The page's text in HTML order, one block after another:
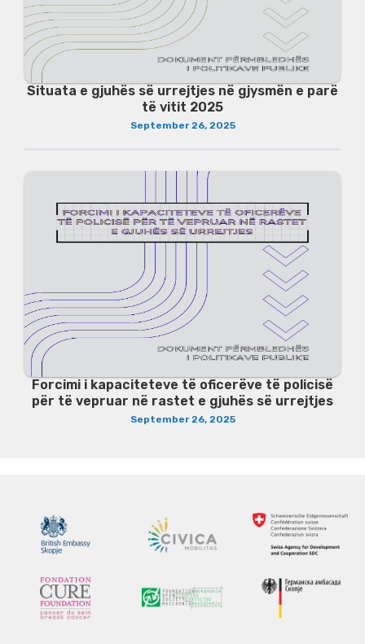
Situata e gjuhës së urrejtjes në gjysmën e parë
të vitit 2025
September 26, 2025
Forcimi i kapaciteteve të oficerëve të policisë
për të vepruar në rastet e gjuhës së urrejtjes
September 26, 2025